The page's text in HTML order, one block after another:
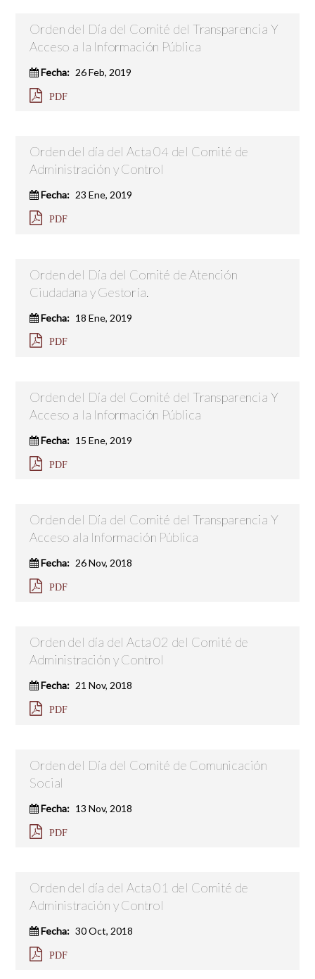
Orden del Día del Comité del Transparencia Y
Acceso a la Información Pública
Fecha: 26 Feb, 2019
PDF
Orden del día del Acta 04 del Comité de
Administración y Control
Fecha: 23 Ene, 2019
PDF
Orden del Día del Comité de Atención
Ciudadana y Gestoría.
Fecha: 18 Ene, 2019
PDF
Orden del Día del Comité del Transparencia Y
Acceso a la Información Pública
Fecha: 15 Ene, 2019
PDF
Orden del Día del Comité del Transparencia Y
Acceso ala Información Pública
Fecha: 26 Nov, 2018
PDF
Orden del día del Acta 02 del Comité de
Administración y Control
Fecha: 21 Nov, 2018
PDF
Orden del Día del Comité de Comunicación
Social
Fecha: 13 Nov, 2018
PDF
Orden del día del Acta 01 del Comité de
Administración y Control
Fecha: 30 Oct, 2018
PDF